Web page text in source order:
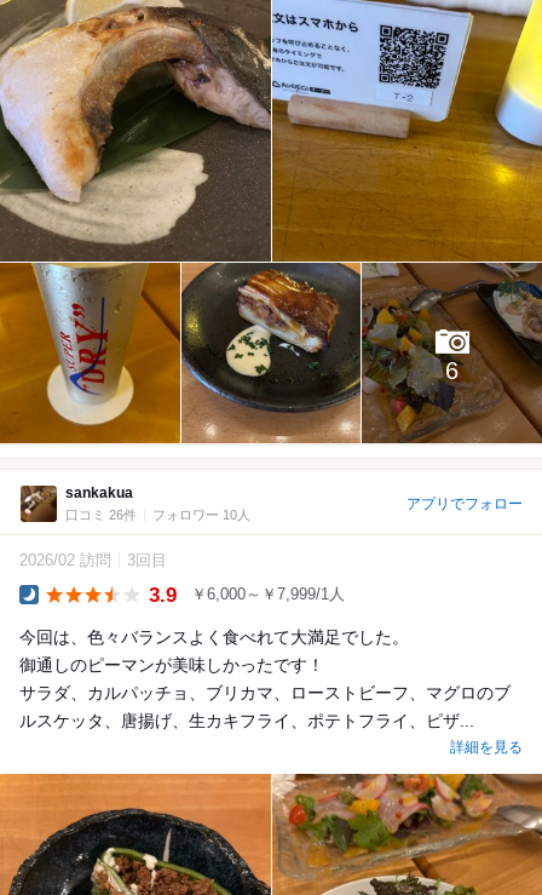
6
sankakua
口コミ 26件 フォロワー 10人
アプリでフォロー
2026/02 訪問 3回目
3.9 ￥6,000～￥7,999/1人
今回は、色々バランスよく食べれて大満足でした。
御通しのピーマンが美味しかったです！
サラダ、カルパッチョ、ブリカマ、ローストビーフ、マグロのブ
ルスケッタ、唐揚げ、生カキフライ、ポテトフライ、ピザ...
詳細を見る